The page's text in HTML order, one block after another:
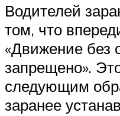
Водителей
том, что
«Движение без
запрещено».
следующим
заранее